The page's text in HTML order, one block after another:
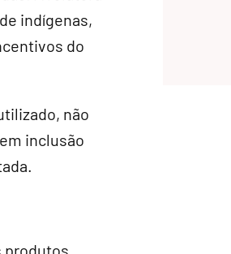
indígenas,
do
não
inclusão
produtos